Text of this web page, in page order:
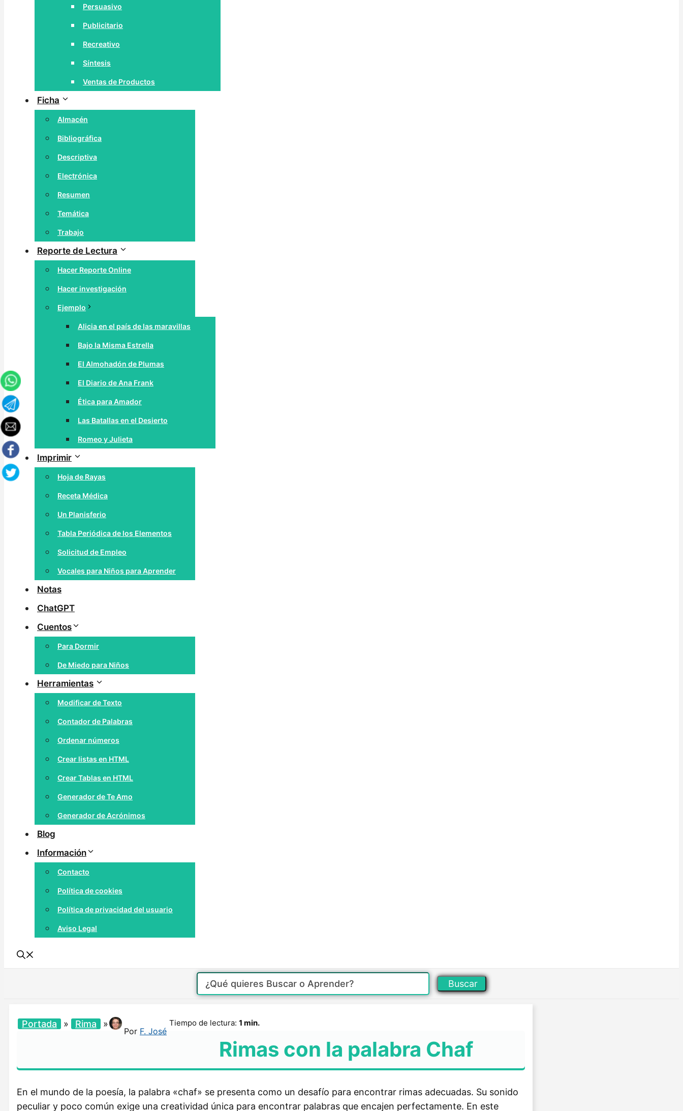
Persuasivo
Publicitario
Recreativo
Síntesis
Ventas de Productos
Ficha
Almacén
Bibliográfica
Descriptiva
Electrónica
Resumen
Temática
Trabajo
Reporte de Lectura
Hacer Reporte Online
Hacer investigación
Ejemplo
Alicia en el país de las maravillas
Bajo la Misma Estrella
El Almohadón de Plumas
El Diario de Ana Frank
Ética para Amador
Las Batallas en el Desierto
Romeo y Julieta
Imprimir
Hoja de Rayas
Receta Médica
Un Planisferio
Tabla Periódica de los Elementos
Solicitud de Empleo
Vocales para Niños para Aprender
Notas
ChatGPT
Cuentos
Para Dormir
De Miedo para Niños
Herramientas
Modificar de Texto
Contador de Palabras
Ordenar números
Crear listas en HTML
Crear Tablas en HTML
Generador de Te Amo
Generador de Acrónimos
Blog
Información
Contacto
Política de cookies
Política de privacidad del usuario
Aviso Legal
Buscar
Portada » Rima »
Por F. José
Tiempo de lectura: 1 min.
Rimas con la palabra Chaf
En el mundo de la poesía, la palabra «chaf» se presenta como un desafío para encontrar rimas adecuadas. Su sonido
peculiar y poco común exige una creatividad única para encontrar palabras que encajen perfectamente. En este